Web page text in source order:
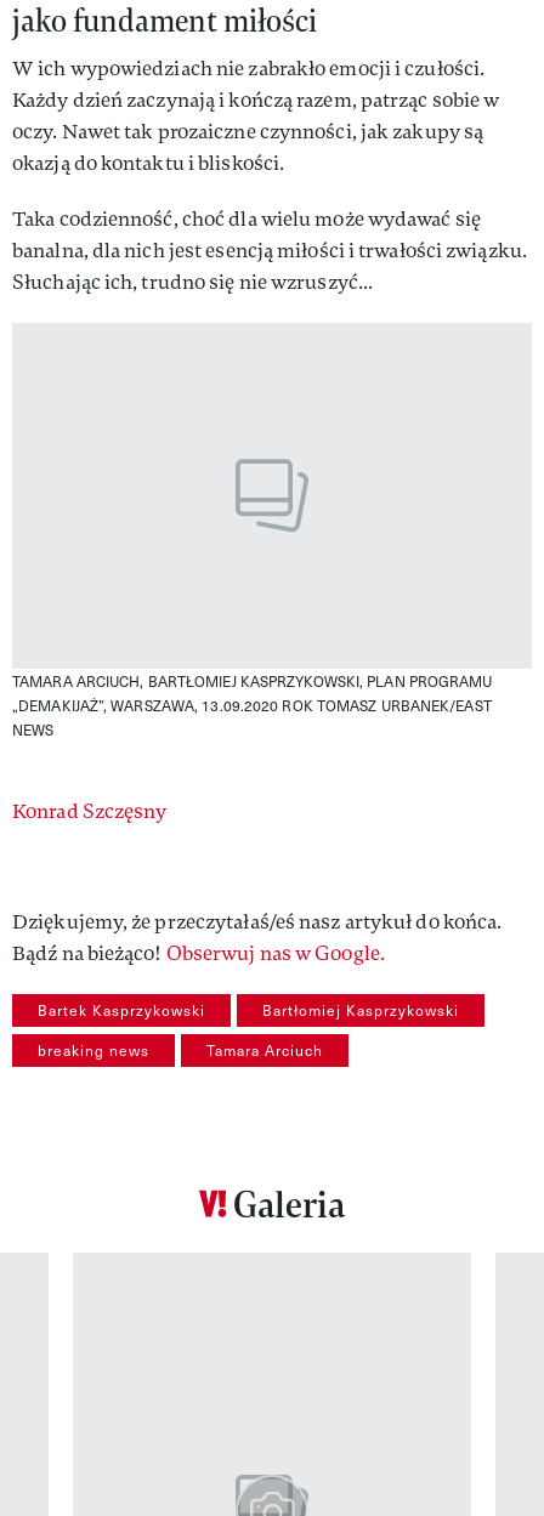
jako fundament miłości
W ich wypowiedziach nie zabrakło emocji i czułości.
Każdy dzień zaczynają i kończą razem, patrząc sobie w
oczy. Nawet tak prozaiczne czynności, jak zakupy są
okazją do kontaktu i bliskości.
Taka codzienność, choć dla wielu może wydawać się
banalna, dla nich jest esencją miłości i trwałości związku.
Słuchając ich, trudno się nie wzruszyć...
TAMARA ARCIUCH, BARTŁOMIEJ KASPRZYKOWSKI, PLAN PROGRAMU
„DEMAKIJAŻ”, WARSZAWA, 13.09.2020 ROK TOMASZ URBANEK/EAST
NEWS
Authors
Konrad Szczęsny
Dziękujemy, że przeczytałaś/eś nasz artykuł do końca.
Bądź na bieżąco! Obserwuj nas w Google.
Bartek Kasprzykowski Bartłomiej Kasprzykowski
breaking news Tamara Arciuch
Galeria